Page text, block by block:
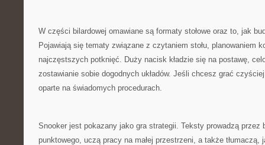
W części bilardowej omawiane są formaty stołowe oraz to, jak
Pojawiają się tematy związane z czytaniem stołu, planowaniem
najczęstszych potknięć. Duży nacisk kładzie się na postawę,
zostawianie sobie dogodnych układów. Jeśli chcesz grać
oparte na świadomych procedurach.
Snooker jest pokazany jako gra strategii. Teksty prowadzą przez
punktowego, uczą pracy na małej przestrzeni, a także tłumaczą,